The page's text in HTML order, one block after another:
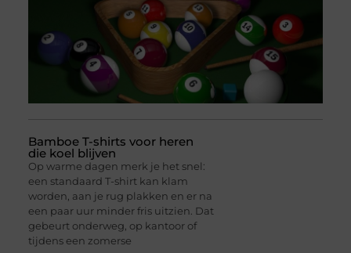
Bamboe T-shirts voor heren
die koel blijven
Op warme dagen merk je het snel:
een standaard T-shirt kan klam
worden, aan je rug plakken en er na
een paar uur minder fris uitzien. Dat
gebeurt onderweg, op kantoor of
tijdens een zomerse